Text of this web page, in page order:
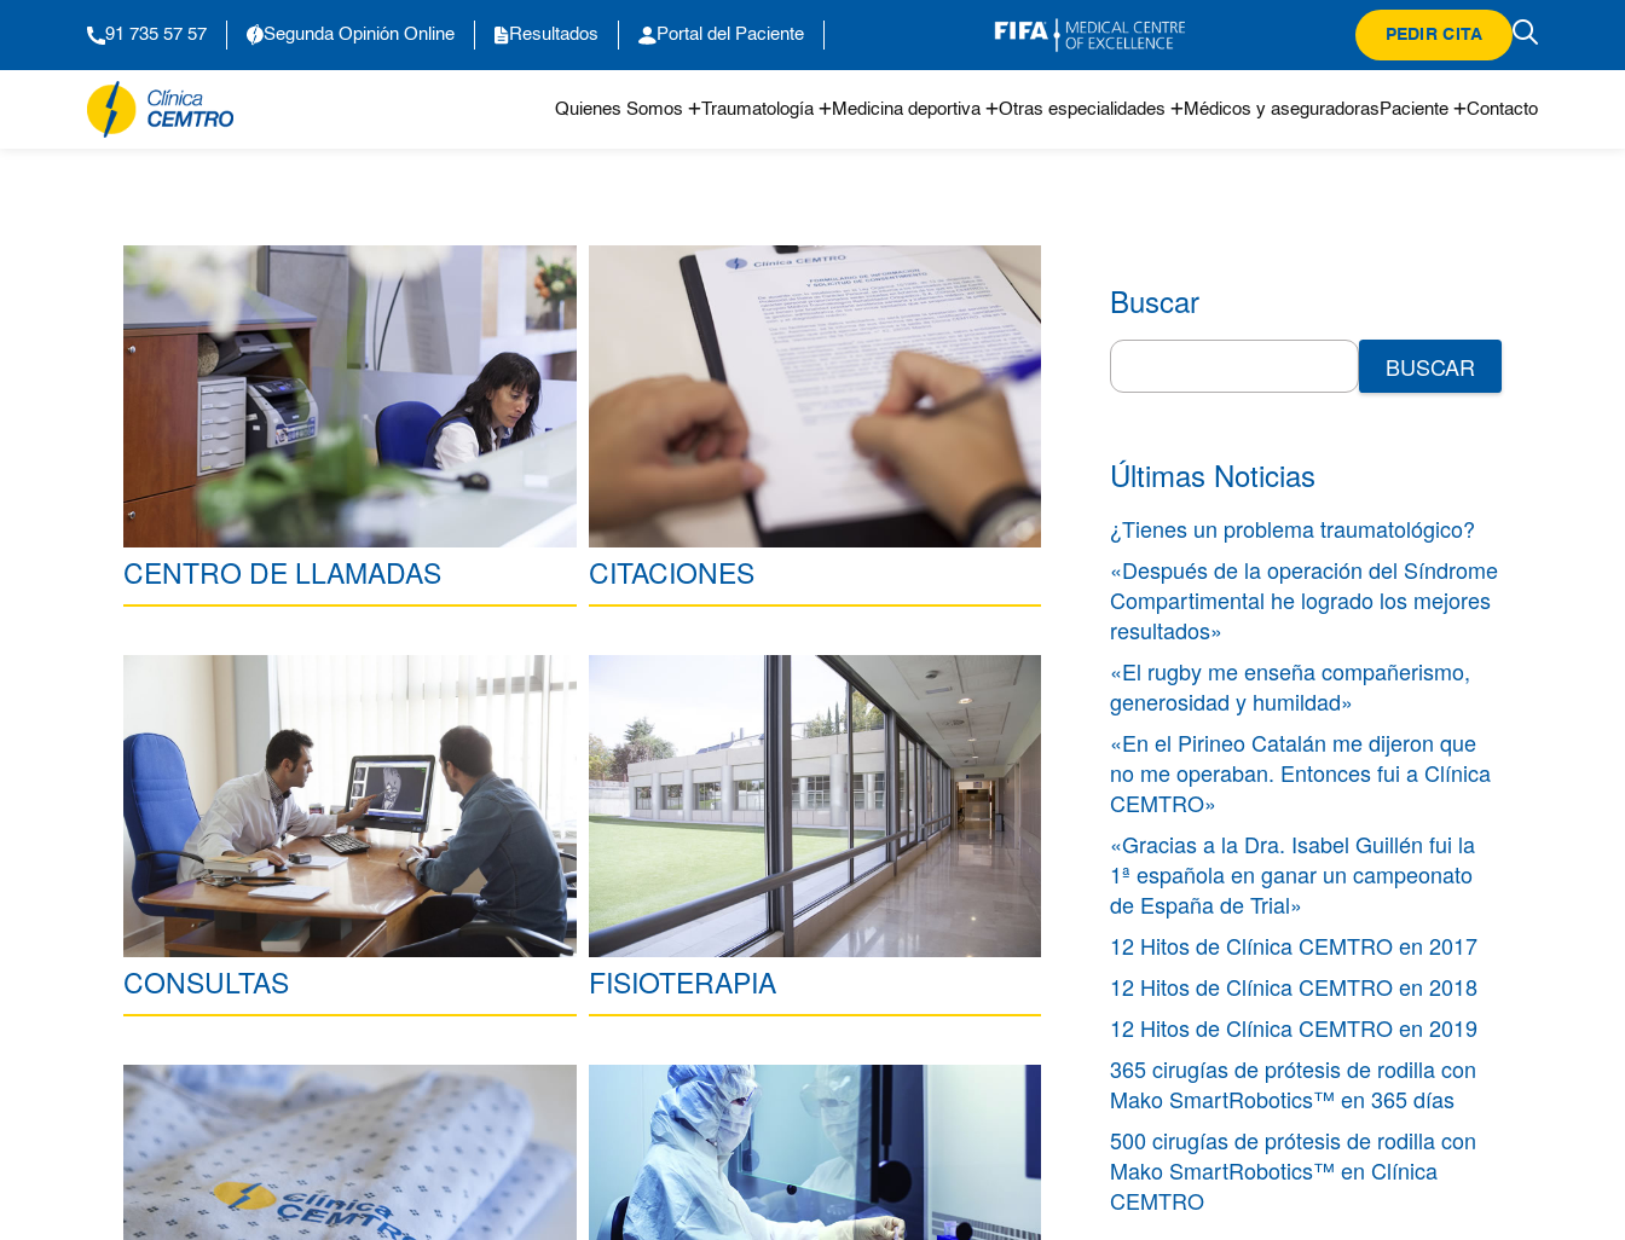
91 735 57 57 Segunda Opinión Online Resultados Portal del Paciente PEDIR CITA
Quienes Somos Traumatología Medicina deportiva Otras especialidades Médicos y aseguradoras Paciente Contacto
CENTRO DE LLAMADAS CITACIONES
CONSULTAS FISIOTERAPIA
Buscar
Search
for:
Últimas Noticias
¿Tienes un problema traumatológico?
«Después de la operación del Síndrome
Compartimental he logrado los mejores
resultados»
«El rugby me enseña compañerismo,
generosidad y humildad»
«En el Pirineo Catalán me dijeron que
no me operaban. Entonces fui a Clínica
CEMTRO»
«Gracias a la Dra. Isabel Guillén fui la
1ª española en ganar un campeonato
de España de Trial»
12 Hitos de Clínica CEMTRO en 2017
12 Hitos de Clínica CEMTRO en 2018
12 Hitos de Clínica CEMTRO en 2019
365 cirugías de prótesis de rodilla con
Mako SmartRobotics™ en 365 días
500 cirugías de prótesis de rodilla con
Mako SmartRobotics™ en Clínica
CEMTRO